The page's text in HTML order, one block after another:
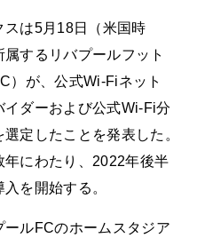
スは5月18日（米国時
するリバプールフット
）が、公式Wi-Fiネット
イダーおよび公式Wi-Fi分
定したことを発表した。
にわたり、2022年後半
を開始する。
ルFCのホームスタジア